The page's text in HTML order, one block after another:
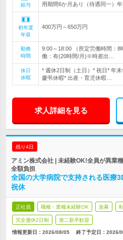
給与
用期間6か月あり（待遇同一）
初年度
年収
400万円～650万円
勤務
時間
9:00～18:00 （所定労働時間：
働：有(20時間/月)※時差出…
休日
休暇
* 週休2日制（土日）* 祝日* 年
慶弔休暇* 出産・育児休暇…
求人詳細を見る
残り4日
アミン株式会社 | 未経験OK!全員が異業
全額負担
全国の大学病院で支持される医療
祝休
正社員 職種・業種未経験OK 急募
完全週休2日制 第二新卒歓迎
情報更新日：2026/08/05 終了予定日： 2026/